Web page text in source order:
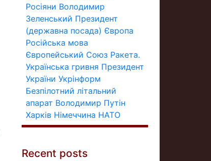
Росіяни Володимир
Зеленський Президент
(державна посада) Європа
Російська мова
Європейський Союз Ракета.
Українська гривня Президент
України Укрінформ
Безпілотний літальний
апарат Володимир Путін
Харків Німеччина НАТО
Recent posts